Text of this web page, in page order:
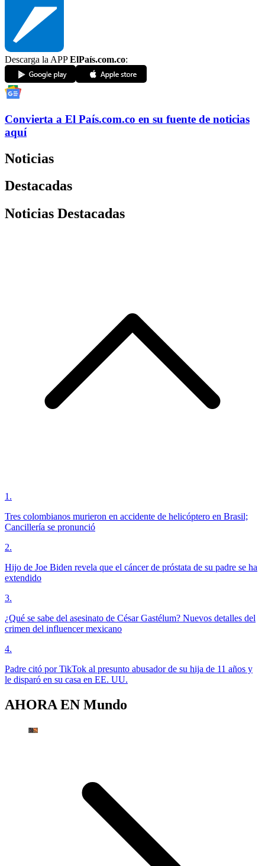
Descarga la APPElPaís.com.co:
Convierta a El País.com.co en su fuente de noticias
aquí
Noticias
Destacadas
Noticias Destacadas
1 .
Tres colombianos murieron en accidente de helicóptero en Brasil;
Cancillería se pronunció
2.
Hijo de Joe Biden revela que el cáncer de próstata de su padre se ha
extendido
3.
¿Qué se sabe del asesinato de César Gastélum? Nuevos detalles del
crimen del influencer mexicano
4.
Padre citó por TikTok al presunto abusador de su hija de 11 años y
le disparó en su casa en EE. UU.
AHORA EN Mundo